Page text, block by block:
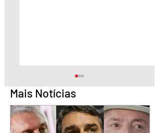
Mais Notícias